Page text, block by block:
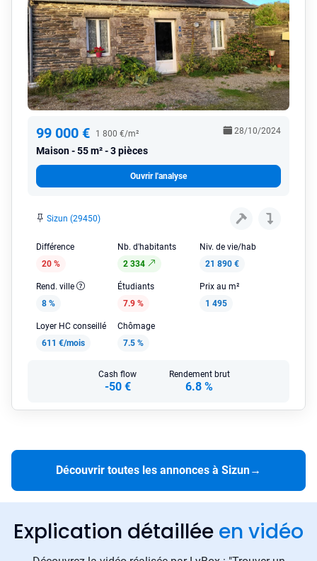
99 000 € 1 800 €/m²
Maison 55 m² - 3 pièces
28/10/2024
Ouvrir l'analyse
Sizun (29450)
Différence
20 %
Nb. d'habitants
2 334
Niv. de vie/hab
21 890 €
Rend. ville
8 %
Étudiants
7.9 %
Prix au m²
1 495
Loyer HC conseillé
611 €/mois
Chômage
7.5 %
Cash flow
-50 €
Rendement brut
6.8 %
Découvrir toutes les annonces à Sizun→
Explication détaillée en vidéo